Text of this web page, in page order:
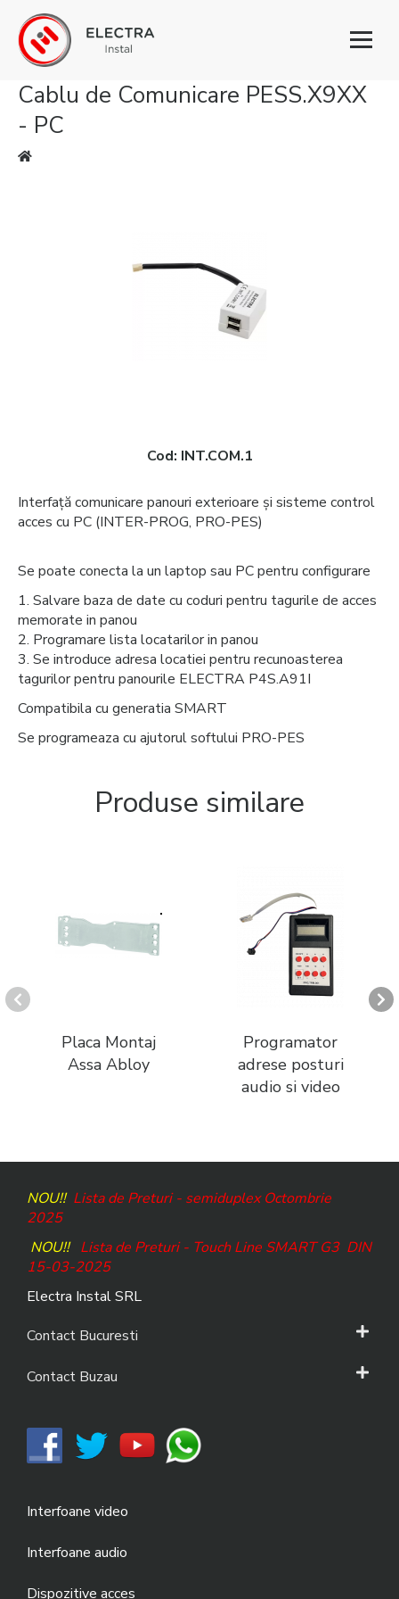
Cablu de Comunicare PESS.X9XX
- PC
Cod: INT.COM.1
Interfață comunicare panouri exterioare și sisteme control
acces cu PC (INTER-PROG, PRO-PES)
Se poate conecta la un laptop sau PC pentru configurare
1. Salvare baza de date cu coduri pentru tagurile de acces
memorate in panou
2. Programare lista locatarilor in panou
3. Se introduce adresa locatiei pentru recunoasterea
tagurilor pentru panourile ELECTRA P4S.A91I
Compatibila cu generatia SMART
Se programeaza cu ajutorul softului PRO-PES
Produse similare
Placa Montaj
Assa Abloy
Programator
adrese posturi
audio si video
NOU!! Lista de Preturi - semiduplex Octombrie
2025
NOU!! Lista de Preturi - Touch Line SMART G3DIN
15-03-2025
Electra Instal SRL
Contact Bucuresti
Contact Buzau
Interfoane video
Interfoane audio
Dispozitive acces